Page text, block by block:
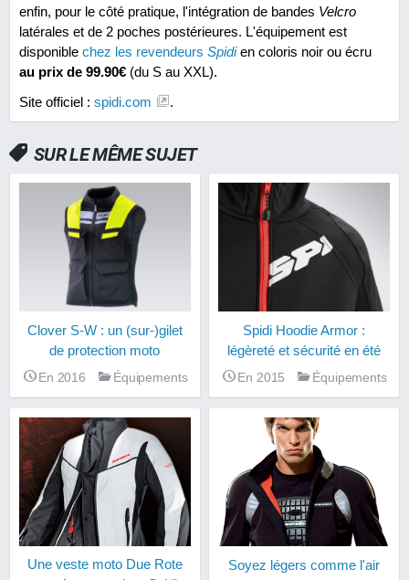
enfin, pour le côté pratique, l'intégration de bandes Velcro
latérales et de 2 poches postérieures. L'équipement est
disponible chez les revendeurs Spidien coloris noir ou écru
au prix de 99.90€ (du S au XXL).
Site officiel : spidi.com .
SUR LE MÊME SUJET
Clover S-W : un (sur-)gilet
de protection moto
En 2016 Équipements
Spidi Hoodie Armor :
légèreté et sécurité en été
En 2015 Équipements
Une veste moto Due Rote
Soyez légers comme l'air